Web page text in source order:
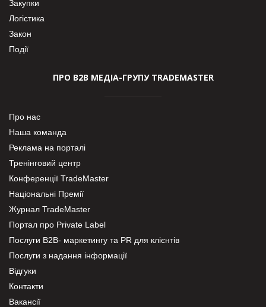
Закупки
Логістика
Закон
Події
ПРО В2В МЕДІА-ГРУПУ TRADEMASTER
Про нас
Наша команда
Реклама на порталі
Тренінговий центр
Конференції TradeMaster
Національні Премії
Журнал TradeMaster
Портал про Private Label
Послуги В2В- маркетингу та PR для клієнтів
Послуги з надання інформації
Відгуки
Контакти
Вакансії